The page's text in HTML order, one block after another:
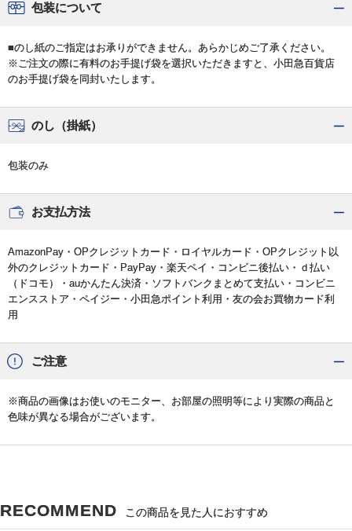
包装について
■のし紙のご指定はお承りができません。あらかじめご了承ください。
※ご注文の際に有料のお手提げ袋を選択いただきますと、小田急百貨店
のお手提げ袋を同封いたします。
のし（掛紙）
包装のみ
お支払方法
AmazonPay・OPクレジットカード・ロイヤルカード・OPクレジット以
外のクレジットカード・PayPay・楽天ペイ・コンビニ後払い・ｄ払い
（ドコモ）・auかんたん決済・ソフトバンクまとめて支払い・コンビニ
エンスストア・ペイジー・小田急ポイント利用・友の会お買物カード利
用
ご注意
※商品の画像はお使いのモニター、お部屋の照明等により実際の商品と
色味が異なる場合がございます。
RECOMMEND この商品を見た人におすすめ